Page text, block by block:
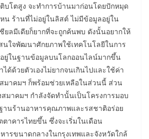
ติบโตสูง จะทำการบ้านมาก่อนโดยปักหมุด
น ร้านที่ไม่อยู่ในลิสต์ ไม่มีข้อมูลอยู่ใน
ยลมีเดียก็ยากที่จะถูกค้นพบ ดังนั้นอยากให้
นใจพัฒนาศักยภาพใช้เทคโนโลยีในการ
อยู่ในฐานข้อมูลบนโลกออนไลน์มากขึ้น
ด้ด้วยตัวเองไม่ยากจนเกินไปและใช้ค่า
มาคมฯ ก็พร้อมช่วยเหลือในส่วนนี้ ส่วน
มาคมฯ กำลังจัดทำนั้นเป็นโครงการมอบ
นร้านอาหารคุณภาพและรสชาติอร่อย
าคารไทยขึ้น ซึ่งจะเริ่มในเดือน
ารขนาดกลางในกรุงเทพและจังหวัดใกล้